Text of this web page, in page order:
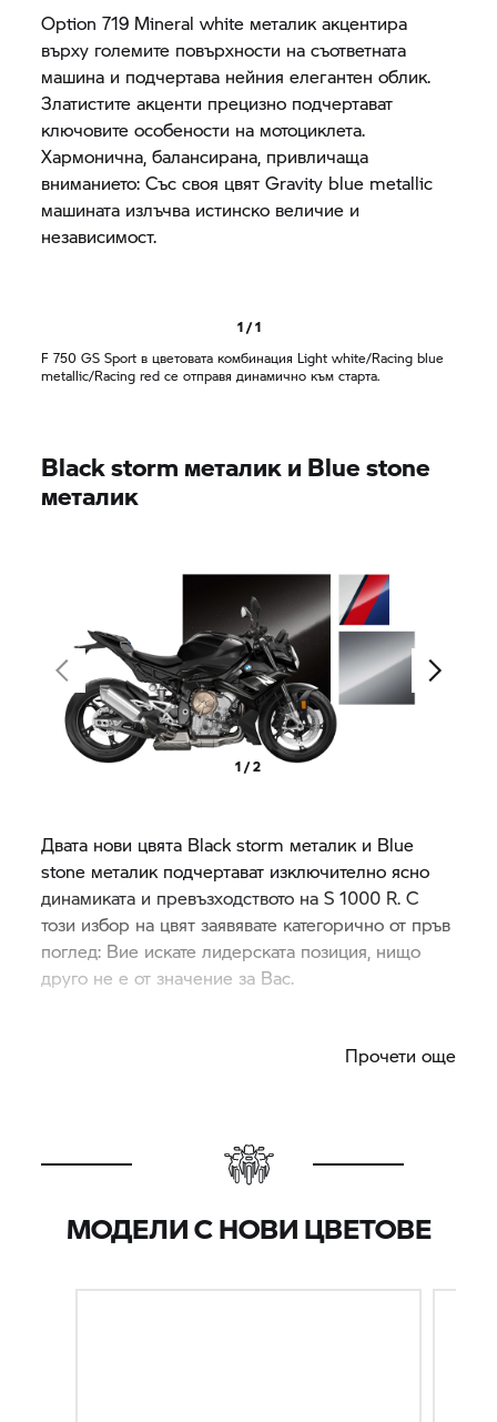
Option 719 Mineral white металик акцентира
върху големите повърхности на съответната
машина и подчертава нейния елегантен облик.
Златистите акценти прецизно подчертават
ключовите особености на мотоциклета.
Хармонична, балансирана, привличаща
вниманието: Със своя цвят Gravity blue metallic
машината излъчва истинско величие и
независимост.
1 / 1
F 750 GS Sport в цветовата комбинация Light white/Racing blue
metallic/Racing red се отправя динамично към старта.
Black storm металик и Blue stone
металик
1 / 2
Двата нови цвята Black storm металик и Blue
stone металик подчертават изключително ясно
динамиката и превъзходството наS 1000 R. С
този избор на цвят заявявате категорично от пръв
поглед: Вие искате лидерската позиция, нищо
друго не е от значение за Вас.
Прочети още
МОДЕЛИ С НОВИ ЦВЕТОВЕ